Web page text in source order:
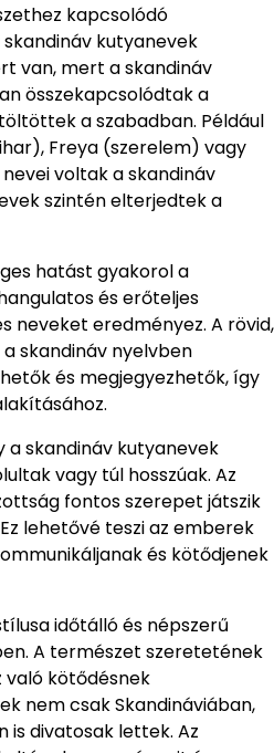
kapcsolódó
kutyanevek
van, mert a skandináv
összekapcsolódtak a
a szabadban. Például
Freya (szerelem) vagy
voltak a skandináv
szintén elterjedtek a
hatást gyakorol a
és erőteljes
neveket eredményez. A rövid,
skandináv nyelvben
és megjegyezhetők, így
a skandináv kutyanevek
vagy túl hosszúak. Az
fontos szerepet játszik
lehetővé teszi az emberek
és kötődjenek
időtálló és népszerű
A természet szeretetének
való kötődésnek
nem csak Skandináviában,
is divatosak lettek. Az